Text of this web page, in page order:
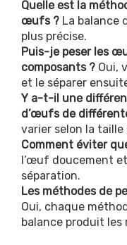
Quelle est la
œufs ? La balance
plus précise.
Puis-je peser les
composants ? Oui,
et le séparer
Y a-t-il une
d’œufs de
varier selon la taille
Comment éviter
l’œuf doucement
séparation.
Les méthodes de
Oui, chaque
balance produit les